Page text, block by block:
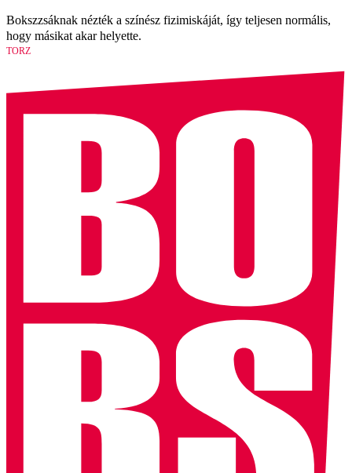
Bokszzsáknak nézték a színész fizimiskáját, így teljesen normális,
hogy másikat akar helyette.
TORZ